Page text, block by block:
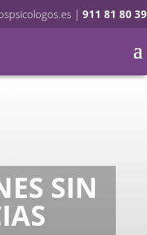
| 911 81 80 39
SIN